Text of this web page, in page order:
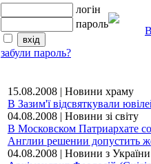
логін
пароль
забули пароль?
15.08.2008 | Новини храму
В Зазим'ї відсвяткували
04.08.2008 | Новини зі світу
В Московском Патриархате
Англии решении допустить
04.08.2008 | Новини з України